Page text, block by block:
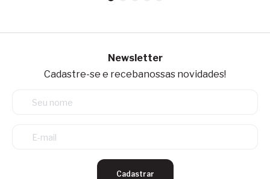
Newsletter
Cadastre-se e recebanossas novidades!
Cadastrar